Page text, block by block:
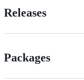
Releases
Packages